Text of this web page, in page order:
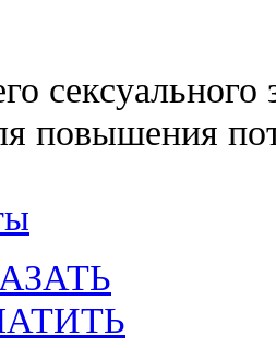
сексуального
повышения